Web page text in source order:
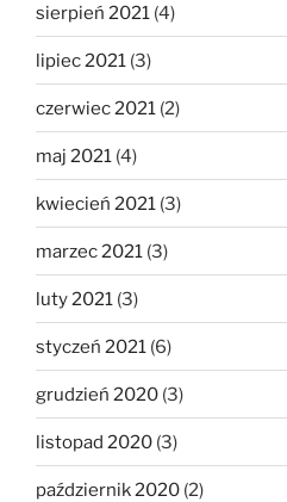
sierpień 2021 (4)
lipiec 2021 (3)
czerwiec 2021 (2)
maj 2021 (4)
kwiecień 2021 (3)
marzec 2021 (3)
luty 2021 (3)
styczeń 2021 (6)
grudzień 2020 (3)
listopad 2020 (3)
październik 2020 (2)